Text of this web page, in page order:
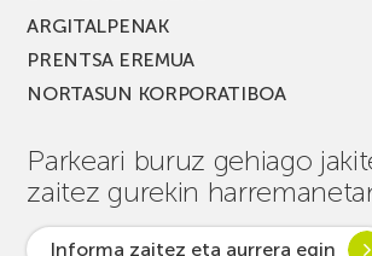
ARGITALPENAK
PRENTSA EREMUA
NORTASUN KORPORATIBOA
Parkeari buruz gehiago
zaitez gurekin
Informa zaitez eta aurrera egin